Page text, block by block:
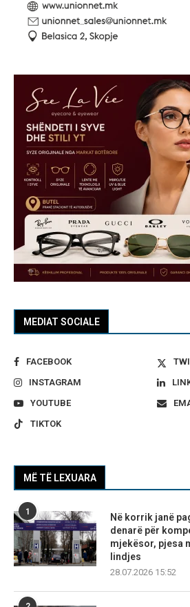
MEDIAT SOCIALE
FACEBOOK
INSTAGRAM
YOUTUBE
TIKTOK
MË TË LEXUARA
1
Në korrik janë
denarë për
mjekësor, pjesa
lindjes
28.07.2026 15:52